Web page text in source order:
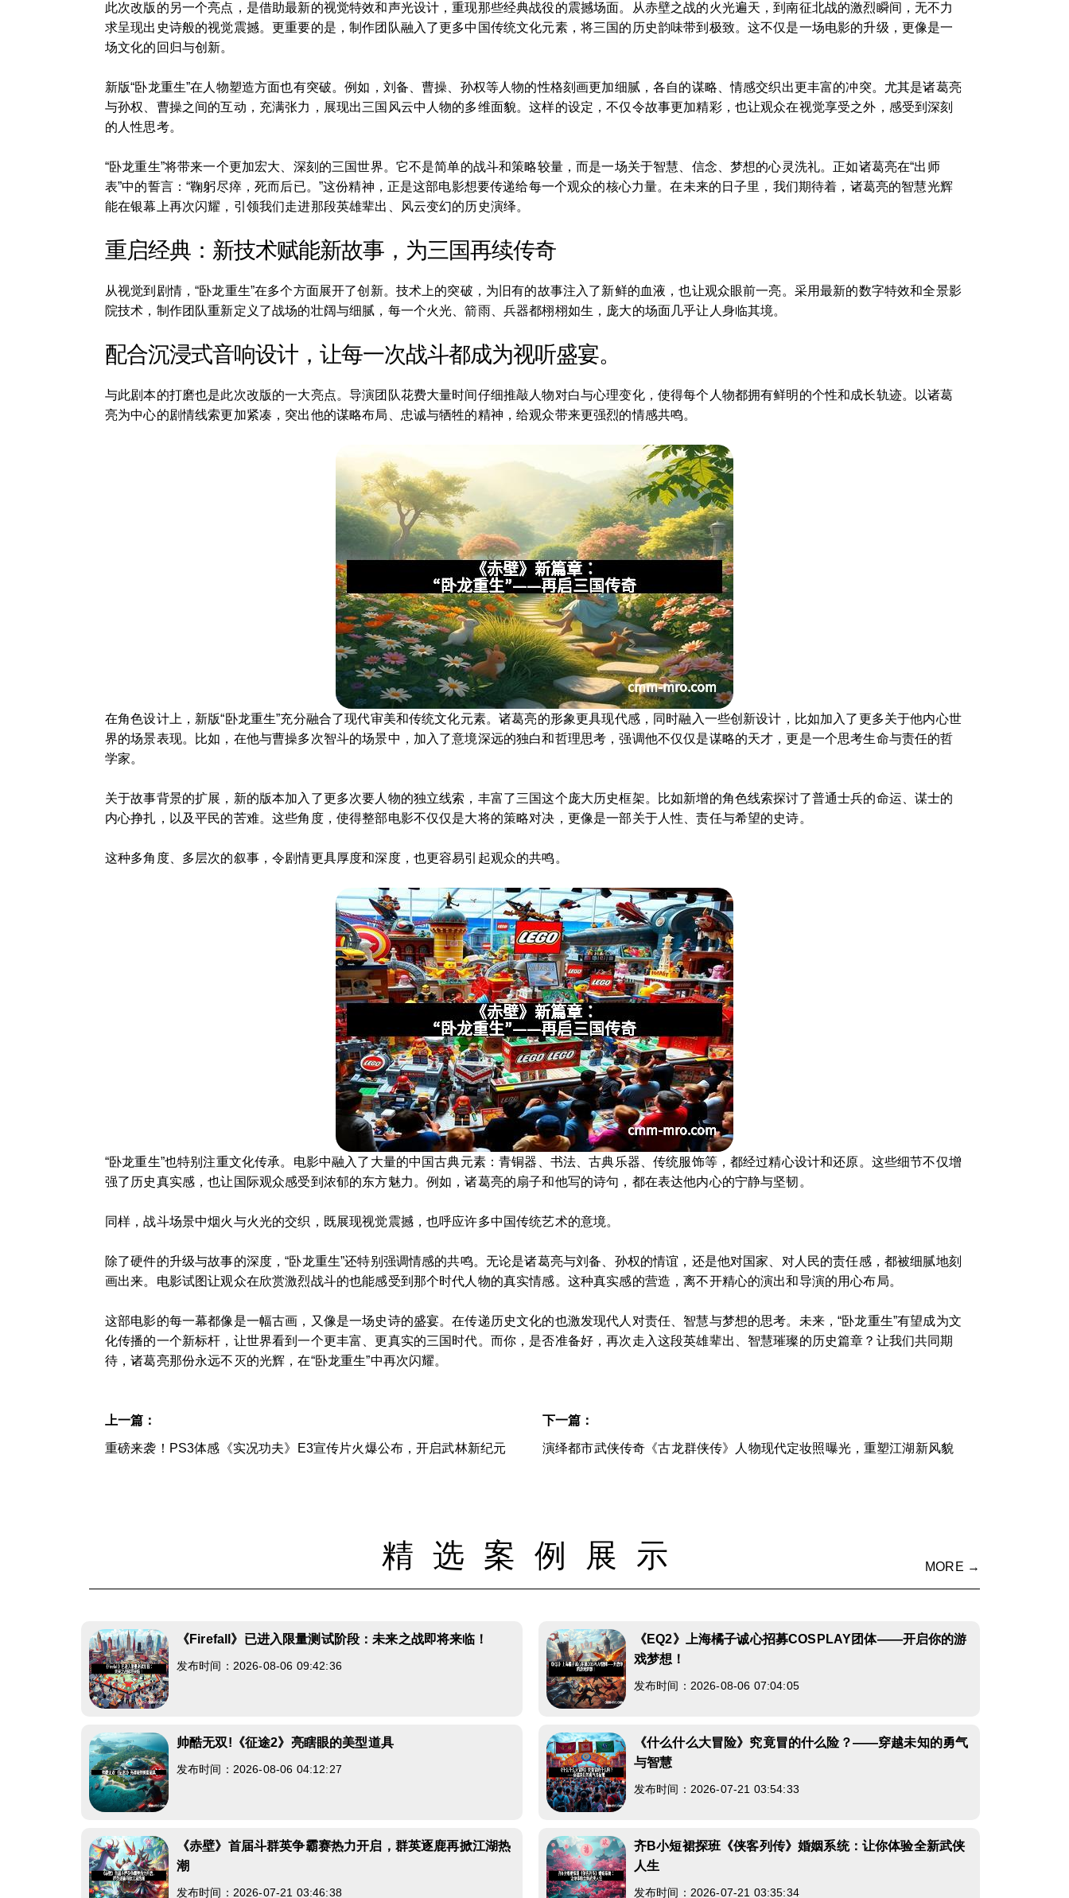
此次改版的另一个亮点，是借助最新的视觉特效和声光设计，重现那些经典战役的震撼场面。从赤壁之战的火光遍天，到南征北战的激烈瞬间，无不力
求呈现出史诗般的视觉震撼。更重要的是，制作团队融入了更多中国传统文化元素，将三国的历史韵味带到极致。这不仅是一场电影的升级，更像是一
场文化的回归与创新。
新版“卧龙重生”在人物塑造方面也有突破。例如，刘备、曹操、孙权等人物的性格刻画更加细腻，各自的谋略、情感交织出更丰富的冲突。尤其是诸葛亮
与孙权、曹操之间的互动，充满张力，展现出三国风云中人物的多维面貌。这样的设定，不仅令故事更加精彩，也让观众在视觉享受之外，感受到深刻
的人性思考。
“卧龙重生”将带来一个更加宏大、深刻的三国世界。它不是简单的战斗和策略较量，而是一场关于智慧、信念、梦想的心灵洗礼。正如诸葛亮在“出师
表”中的誓言：“鞠躬尽瘁，死而后已。”这份精神，正是这部电影想要传递给每一个观众的核心力量。在未来的日子里，我们期待着，诸葛亮的智慧光辉
能在银幕上再次闪耀，引领我们走进那段英雄辈出、风云变幻的历史演绎。
重启经典：新技术赋能新故事，为三国再续传奇
从视觉到剧情，“卧龙重生”在多个方面展开了创新。技术上的突破，为旧有的故事注入了新鲜的血液，也让观众眼前一亮。采用最新的数字特效和全景影
院技术，制作团队重新定义了战场的壮阔与细腻，每一个火光、箭雨、兵器都栩栩如生，庞大的场面几乎让人身临其境。
配合沉浸式音响设计，让每一次战斗都成为视听盛宴。
与此剧本的打磨也是此次改版的一大亮点。导演团队花费大量时间仔细推敲人物对白与心理变化，使得每个人物都拥有鲜明的个性和成长轨迹。以诸葛
亮为中心的剧情线索更加紧凑，突出他的谋略布局、忠诚与牺牲的精神，给观众带来更强烈的情感共鸣。
在角色设计上，新版“卧龙重生”充分融合了现代审美和传统文化元素。诸葛亮的形象更具现代感，同时融入一些创新设计，比如加入了更多关于他内心世
界的场景表现。比如，在他与曹操多次智斗的场景中，加入了意境深远的独白和哲理思考，强调他不仅仅是谋略的天才，更是一个思考生命与责任的哲
学家。
关于故事背景的扩展，新的版本加入了更多次要人物的独立线索，丰富了三国这个庞大历史框架。比如新增的角色线索探讨了普通士兵的命运、谋士的
内心挣扎，以及平民的苦难。这些角度，使得整部电影不仅仅是大将的策略对决，更像是一部关于人性、责任与希望的史诗。
这种多角度、多层次的叙事，令剧情更具厚度和深度，也更容易引起观众的共鸣。
“卧龙重生”也特别注重文化传承。电影中融入了大量的中国古典元素：青铜器、书法、古典乐器、传统服饰等，都经过精心设计和还原。这些细节不仅增
强了历史真实感，也让国际观众感受到浓郁的东方魅力。例如，诸葛亮的扇子和他写的诗句，都在表达他内心的宁静与坚韧。
同样，战斗场景中烟火与火光的交织，既展现视觉震撼，也呼应许多中国传统艺术的意境。
除了硬件的升级与故事的深度，“卧龙重生”还特别强调情感的共鸣。无论是诸葛亮与刘备、孙权的情谊，还是他对国家、对人民的责任感，都被细腻地刻
画出来。电影试图让观众在欣赏激烈战斗的也能感受到那个时代人物的真实情感。这种真实感的营造，离不开精心的演出和导演的用心布局。
这部电影的每一幕都像是一幅古画，又像是一场史诗的盛宴。在传递历史文化的也激发现代人对责任、智慧与梦想的思考。未来，“卧龙重生”有望成为文
化传播的一个新标杆，让世界看到一个更丰富、更真实的三国时代。而你，是否准备好，再次走入这段英雄辈出、智慧璀璨的历史篇章？让我们共同期
待，诸葛亮那份永远不灭的光辉，在“卧龙重生”中再次闪耀。
上一篇：
重磅来袭！PS3体感《实况功夫》E3宣传片火爆公布，开启武林新纪元
下一篇：
演绎都市武侠传奇《古龙群侠传》人物现代定妆照曝光，重塑江湖新风貌
精选案例展示 MORE →
《Firefall》已进入限量测试阶段：未来之战即将来临！
发布时间：2026-08-06 09:42:36
《EQ2》上海橘子诚心招募COSPLAY团体——开启你的游
戏梦想！
发布时间：2026-08-06 07:04:05
帅酷无双!《征途2》亮瞎眼的美型道具
发布时间：2026-08-06 04:12:27
《什么什么大冒险》究竟冒的什么险？——穿越未知的勇气
与智慧
发布时间：2026-07-21 03:54:33
《赤壁》首届斗群英争霸赛热力开启，群英逐鹿再掀江湖热
潮
发布时间：2026-07-21 03:46:38
齐B小短裙探班《侠客列传》婚姻系统：让你体验全新武侠
人生
发布时间：2026-07-21 03:35:34